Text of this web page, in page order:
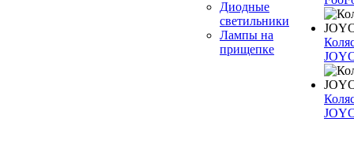
Диодные
светильники
Лампы на
прищепке